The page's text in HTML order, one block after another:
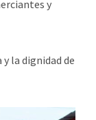
y
la dignidad de